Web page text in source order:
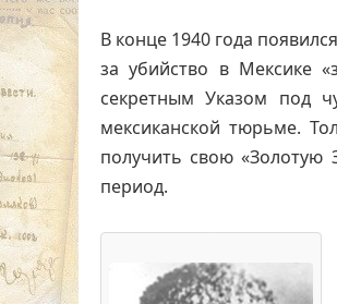
В конце 1940 года
за убийство в Мексике
секретным Указом под
мексиканской тюрьме.
получить свою «Золотую
период.